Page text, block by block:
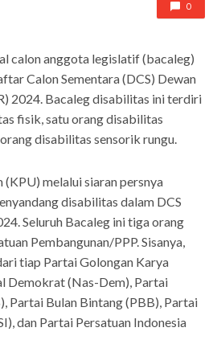
0
calon anggota legislatif (bacaleg)
Calon Sementara (DCS) Dewan
2024. Bacaleg disabilitas ini terdiri
fisik, satu orang disabilitas
disabilitas sensorik rungu.
melalui siaran persnya
disabilitas dalam DCS
Seluruh Bacaleg ini tiga orang
Pembangunan/PPP. Sisanya,
tiap Partai Golongan Karya
Demokrat (Nas-Dem), Partai
Partai Bulan Bintang (PBB), Partai
dan Partai Persatuan Indonesia